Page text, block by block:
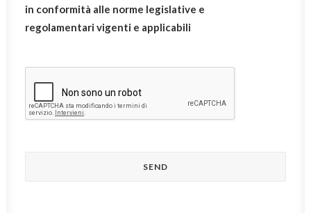
in conformità alle norme legislative e
regolamentari vigenti e applicabili